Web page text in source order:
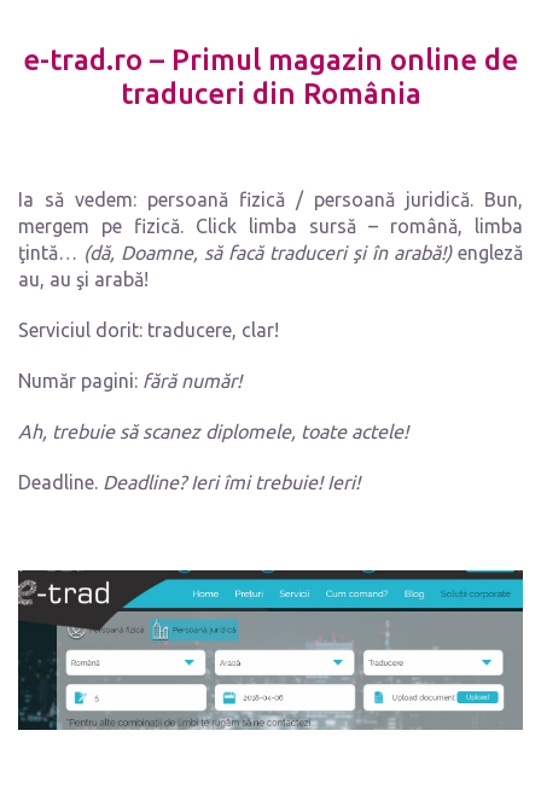
e-trad.ro – Primul magazin online de
traduceri din România
Ia să vedem: persoană fizică / persoană juridică. Bun,
mergem pe fizică. Click limba sursă – română, limba
ţintă… (dă, Doamne, să facă traduceri şi în arabă!) engleză
au, au şi arabă!
Serviciul dorit: traducere, clar!
Număr pagini: fără număr!
Ah, trebuie să scanez diplomele, toate actele!
Deadline. Deadline? Ieri îmi trebuie! Ieri!